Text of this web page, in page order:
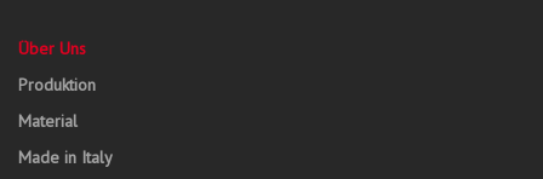
Über Uns
Produktion
Material
Made in Italy